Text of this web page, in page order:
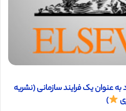
به عنوان یک فرایند سازمانی (نشریه
)